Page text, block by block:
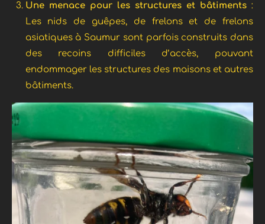
Une menace pour les structures et bâtiments :
Les nids de guêpes, de frelons et de frelons
asiatiques à Saumur sont parfois construits dans
des recoins difficiles d’accès, pouvant
endommager les structures des maisons et autres
bâtiments.